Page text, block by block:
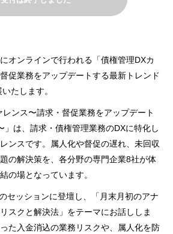
オンラインで行われる「債権管理DXカ
促業務をアップデートする最新トレンド
たします。
レンス〜請求・督促業務をアップデート
」は、請求・債権管理業務のDXに特化し
ンスです。属人化や督促の遅れ、未回収
の解決策を、各分野の専門企業8社が体
の場となっています。
セッションに登壇し、「月末月初のアナ
スクと解決法」をテーマにお話ししま
た入金消込の業務リスクや、属人化を防